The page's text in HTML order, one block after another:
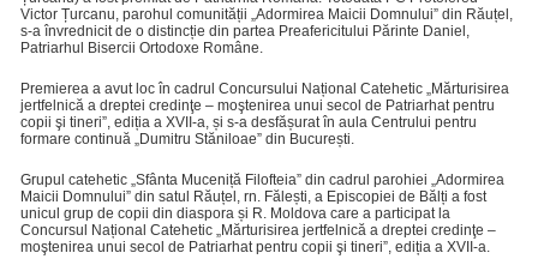
Victor Țurcanu, parohul comunității „Adormirea Maicii Domnului” din Răuțel,
s-a învrednicit de o distincție din partea Preafericitului Părinte Daniel,
Patriarhul Bisercii Ortodoxe Române.
Premierea a avut loc în cadrul Concursului Național Catehetic „Mărturisirea
jertfelnică a dreptei credinţe – moştenirea unui secol de Patriarhat pentru
copii şi tineri”, ediția a XVII-a, și s-a desfășurat în aula Centrului pentru
formare continuă „Dumitru Stăniloae” din București.
Grupul catehetic „Sfânta Muceniță Filofteia” din cadrul parohiei „Adormirea
Maicii Domnului” din satul Răuțel, rn. Fălești, a Episcopiei de Bălți a fost
unicul grup de copii din diaspora și R. Moldova care a participat la
Concursul Național Catehetic „Mărturisirea jertfelnică a dreptei credinţe –
moştenirea unui secol de Patriarhat pentru copii şi tineri”, ediția a XVII-a.